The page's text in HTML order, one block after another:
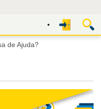
de Ajuda?